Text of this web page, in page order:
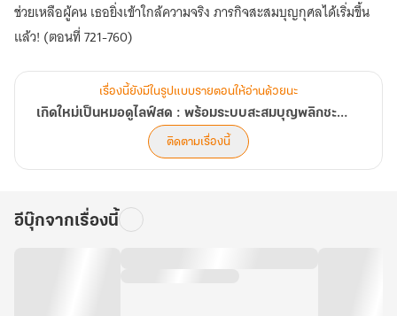
ช่วยเหลือผู้คน เธอยิ่งเข้าใกล้ความจริง ภารกิจสะสมบุญกุศลได้เริ่มขึ้น
แล้ว! (ตอนที่ 721-760)
เรื่องนี้ยังมีในรูปแบบรายตอนให้อ่านด้วยนะ
เกิดใหม่เป็นหมอดูไลฟ์สด : พร้อมระบบสะสมบุญพลิกชะตา
ติดตามเรื่องนี้
อีบุ๊กจากเรื่องนี้